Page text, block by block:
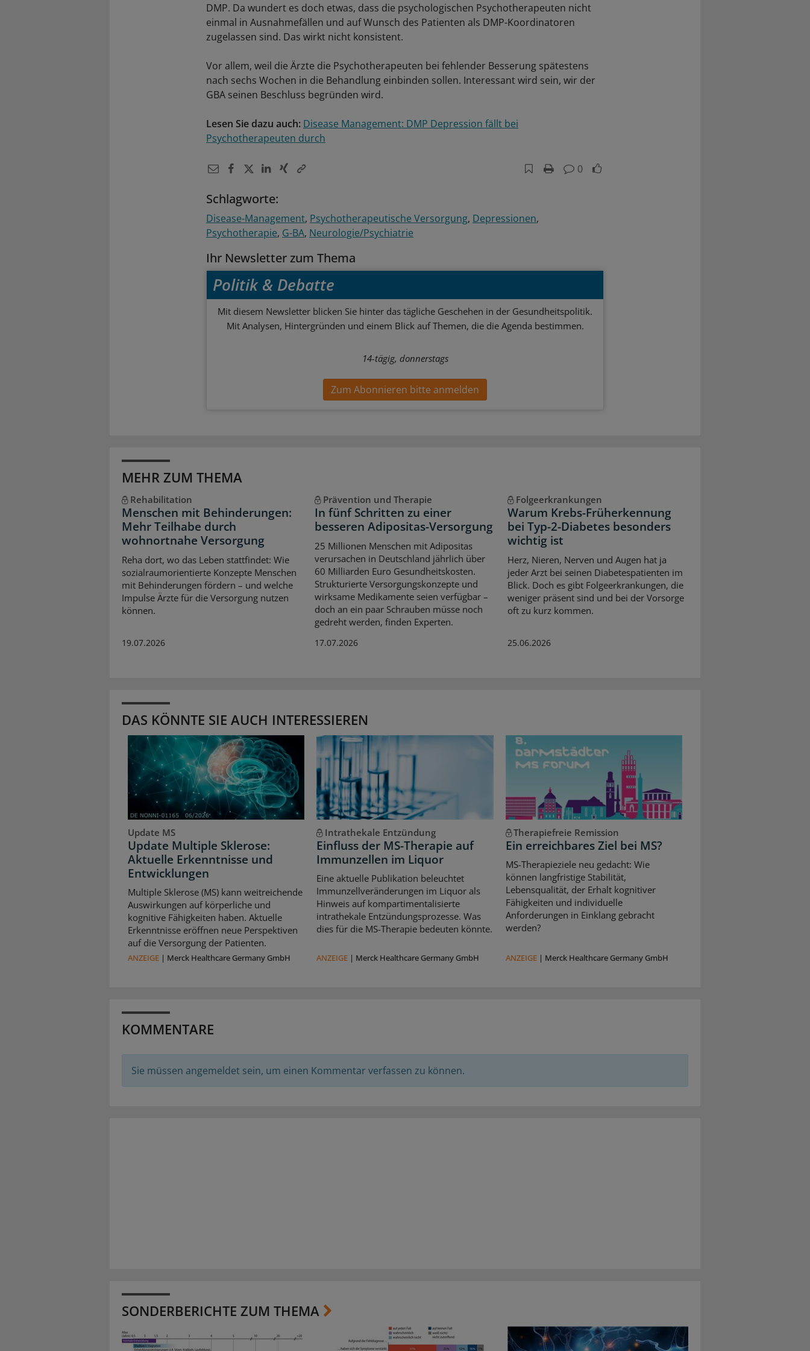
DMP. Da wundert es doch etwas, dass die psychologischen Psychotherapeuten nicht
einmal in Ausnahmefällen und auf Wunsch des Patienten als DMP-Koordinatoren
zugelassen sind. Das wirkt nicht konsistent.
Vor allem, weil die Ärzte die Psychotherapeuten bei fehlender Besserung spätestens
nach sechs Wochen in die Behandlung einbinden sollen. Interessant wird sein, wir der
GBA seinen Beschluss begründen wird.
Lesen Sie dazu auch: Disease Management: DMP Depression fällt bei
Psychotherapeuten durch
0
Schlagworte:
Disease-Management Psychotherapeutische Versorgung Depressionen
Psychotherapie G-BA Neurologie/Psychiatrie
Ihr Newsletter zum Thema
Politik & Debatte
Mit diesem Newsletter blicken Sie hinter das tägliche Geschehen in der Gesundheitspolitik.
Mit Analysen, Hintergründen und einem Blick auf Themen, die die Agenda bestimmen.
14-tägig, donnerstags
Zum Abonnieren bitte anmelden
MEHR ZUM THEMA
Rehabilitation
Menschen mit Behinderungen:
Mehr Teilhabe durch
wohnortnahe Versorgung
Reha dort, wo das Leben stattfindet: Wie
sozialraumorientierte Konzepte Menschen
mit Behinderungen fördern – und welche
Impulse Ärzte für die Versorgung nutzen
können.
19.07.2026
Prävention und Therapie
In fünf Schritten zu einer
besseren Adipositas-Versorgung
25 Millionen Menschen mit Adipositas
verursachen in Deutschland jährlich über
60 Milliarden Euro Gesundheitskosten.
Strukturierte Versorgungskonzepte und
wirksame Medikamente seien verfügbar –
doch an ein paar Schrauben müsse noch
gedreht werden, finden Experten.
17.07.2026
Folgeerkrankungen
Warum Krebs-Früherkennung
bei Typ-2-Diabetes besonders
wichtig ist
Herz, Nieren, Nerven und Augen hat ja
jeder Arzt bei seinen Diabetespatienten im
Blick. Doch es gibt Folgeerkrankungen, die
weniger präsent sind und bei der Vorsorge
oft zu kurz kommen.
25.06.2026
DAS KÖNNTE SIE AUCH INTERESSIEREN
Update MS
Update Multiple Sklerose:
Aktuelle Erkenntnisse und
Entwicklungen
Multiple Sklerose (MS) kann weitreichende
Auswirkungen auf körperliche und
kognitive Fähigkeiten haben. Aktuelle
Erkenntnisse eröffnen neue Perspektiven
auf die Versorgung der Patienten.
ANZEIGE | Merck Healthcare Germany GmbH
Intrathekale Entzündung
Einfluss der MS-Therapie auf
Immunzellen im Liquor
Eine aktuelle Publikation beleuchtet
Immunzellveränderungen im Liquor als
Hinweis auf kompartimentalisierte
intrathekale Entzündungsprozesse. Was
dies für die MS-Therapie bedeuten könnte.
ANZEIGE | Merck Healthcare Germany GmbH
Therapiefreie Remission
Ein erreichbares Ziel bei MS?
MS-Therapieziele neu gedacht: Wie
können langfristige Stabilität,
Lebensqualität, der Erhalt kognitiver
Fähigkeiten und individuelle
Anforderungen in Einklang gebracht
werden?
ANZEIGE| Merck Healthcare Germany GmbH
KOMMENTARE
Sie müssen angemeldet sein, um einen Kommentar verfassen zu können.
SONDERBERICHTE ZUM THEMA